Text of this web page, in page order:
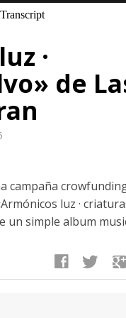
·
de
campaña
luz ·
un simple album
facebook twitter google